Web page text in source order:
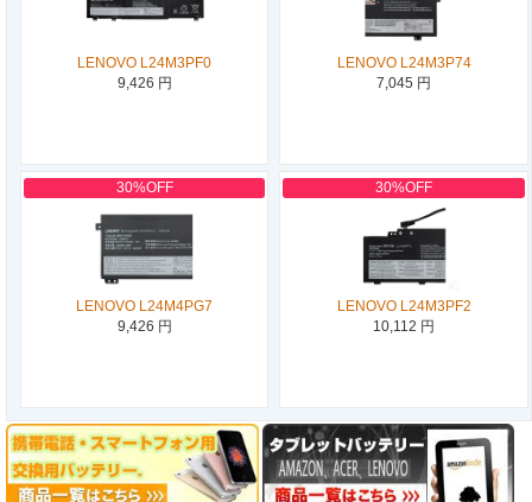
LENOVO L24M3PF0
9,426 円
LENOVO L24M3P74
7,045 円
30%OFF
LENOVO L24M4PG7
9,426 円
30%OFF
LENOVO L24M3PF2
10,112 円